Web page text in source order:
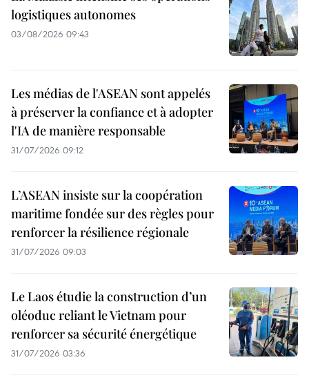
logistiques autonomes
03/08/2026 09:43
Les médias de l'ASEAN sont appelés
à préserver la confiance et à adopter
l'IA de manière responsable
31/07/2026 09:12
L’ASEAN insiste sur la coopération
maritime fondée sur des règles pour
renforcer la résilience régionale
31/07/2026 09:03
Le Laos étudie la construction d’un
oléoduc reliant le Vietnam pour
renforcer sa sécurité énergétique
31/07/2026 03:36